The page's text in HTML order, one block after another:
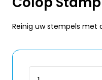
Reinig uw stempels met